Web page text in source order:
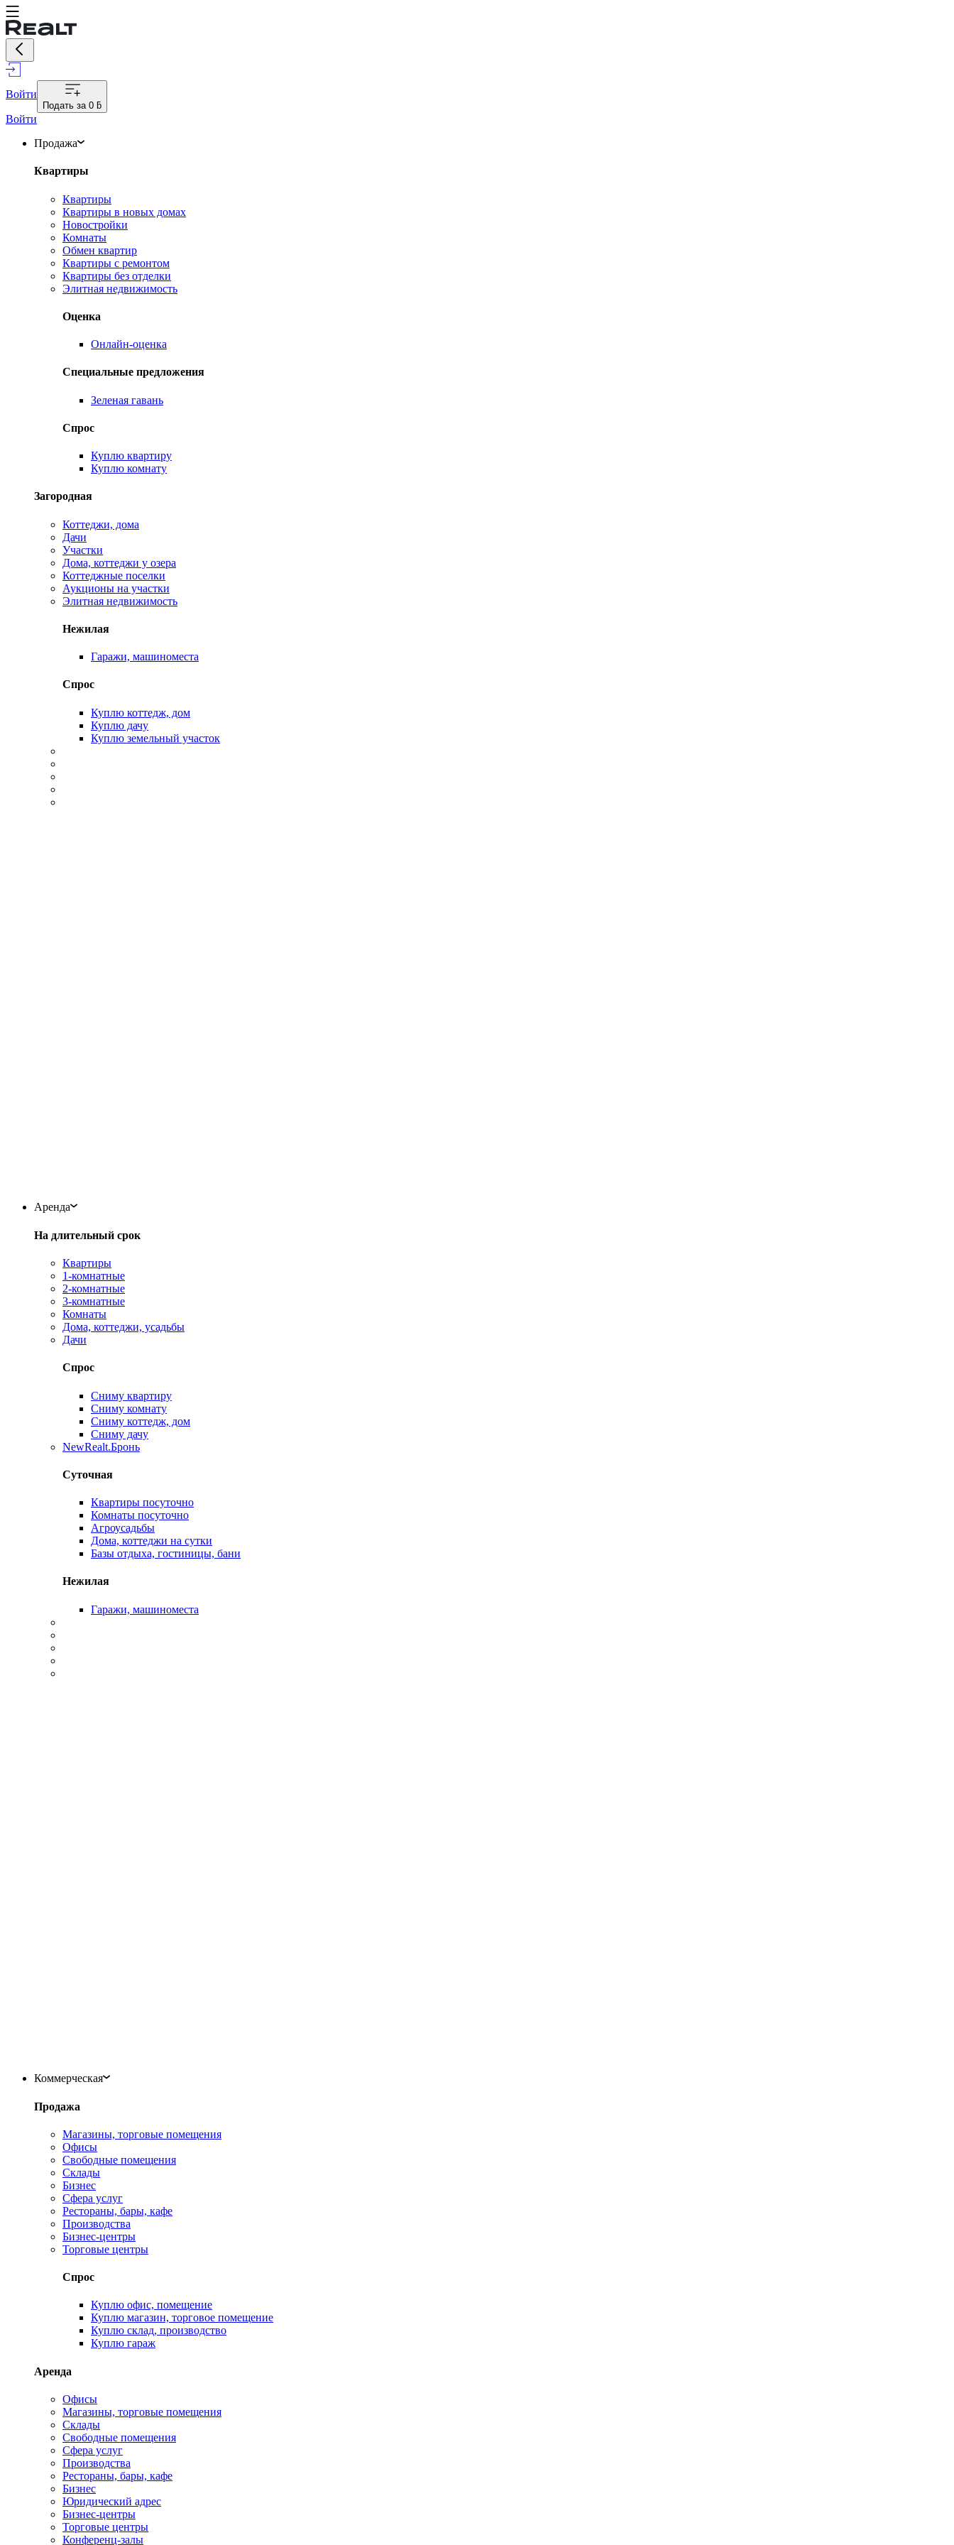
Войти
Подать за 0 ƃ
Войти
Продажа
Квартиры
Квартиры
Квартиры в новых домах
Новостройки
Комнаты
Обмен квартир
Квартиры с ремонтом
Квартиры без отделки
Элитная недвижимость
Оценка
Онлайн-оценка
Специальные предложения
Зеленая гавань
Спрос
Куплю квартиру
Куплю комнату
Загородная
Коттеджи, дома
Дачи
Участки
Дома, коттеджи у озера
Коттеджные поселки
Аукционы на участки
Элитная недвижимость
Нежилая
Гаражи, машиноместа
Спрос
Куплю коттедж, дом
Куплю дачу
Куплю земельный участок
Аренда
На длительный срок
Квартиры
1-комнатные
2-комнатные
3-комнатные
Комнаты
Дома, коттеджи, усадьбы
Дачи
Спрос
Сниму квартиру
Сниму комнату
Сниму коттедж, дом
Сниму дачу
NewRealt.Бронь
Суточная
Квартиры посуточно
Комнаты посуточно
Агроусадьбы
Дома, коттеджи на сутки
Базы отдыха, гостиницы, бани
Нежилая
Гаражи, машиноместа
Коммерческая
Продажа
Магазины, торговые помещения
Офисы
Свободные помещения
Склады
Бизнес
Сфера услуг
Рестораны, бары, кафе
Производства
Бизнес-центры
Торговые центры
Спрос
Куплю офис, помещение
Куплю магазин, торговое помещение
Куплю склад, производство
Куплю гараж
Аренда
Офисы
Магазины, торговые помещения
Склады
Свободные помещения
Сфера услуг
Производства
Рестораны, бары, кафе
Бизнес
Юридический адрес
Бизнес-центры
Торговые центры
Конференц-залы